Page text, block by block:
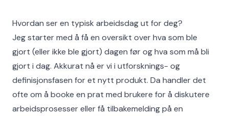
Hvordan ser en typisk arbeidsdag ut for deg?
Jeg starter med å få en oversikt over hva som ble
gjort (eller ikke ble gjort) dagen før og hva som må bli
gjort i dag. Akkurat nå er vi i utforsknings- og
definisjonsfasen for et nytt produkt. Da handler det
ofte om å booke en prat med brukere for å diskutere
arbeidsprosesser eller få tilbakemelding på en